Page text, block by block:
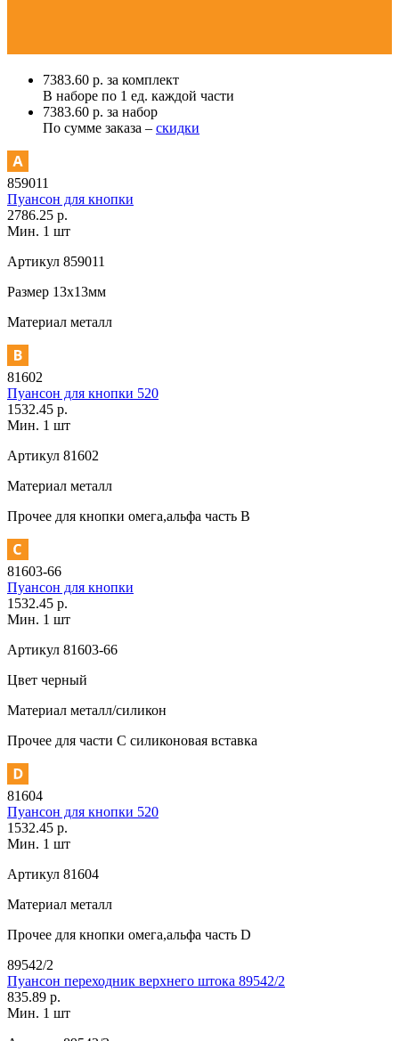
7383.60 р. за комплект
В наборе по 1 ед. каждой части
7383.60 р. за набор
По сумме заказа – скидки
859011
Пуансон для кнопки
2786.25 р.
Мин. 1 шт
Артикул 859011
Размер 13х13мм
Материал металл
81602
Пуансон для кнопки 520
1532.45 р.
Мин. 1 шт
Артикул 81602
Материал металл
Прочее для кнопки омега,альфа часть В
81603-66
Пуансон для кнопки
1532.45 р.
Мин. 1 шт
Артикул 81603-66
Цвет черный
Материал металл/силикон
Прочее для части C силиконовая вставка
81604
Пуансон для кнопки 520
1532.45 р.
Мин. 1 шт
Артикул 81604
Материал металл
Прочее для кнопки омега,альфа часть D
89542/2
Пуансон переходник верхнего штока 89542/2
835.89 р.
Мин. 1 шт